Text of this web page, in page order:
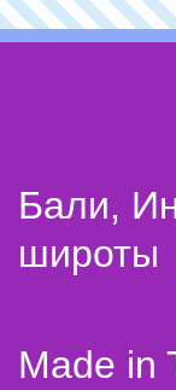
Бали,
широты
Made in